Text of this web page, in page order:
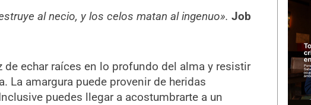
al necio, y los celos matan al ingenuo». Job
de echar raíces en lo profundo del alma y resistir
La amargura puede provenir de heridas
puedes llegar a acostumbrarte a un